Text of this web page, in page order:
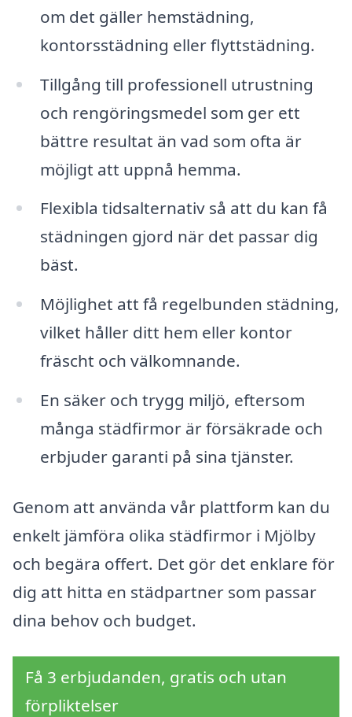
om det gäller hemstädning,
kontorsstädning eller flyttstädning.
Tillgång till professionell utrustning
och rengöringsmedel som ger ett
bättre resultat än vad som ofta är
möjligt att uppnå hemma.
Flexibla tidsalternativ så att du kan få
städningen gjord när det passar dig
bäst.
Möjlighet att få regelbunden städning,
vilket håller ditt hem eller kontor
fräscht och välkomnande.
En säker och trygg miljö, eftersom
många städfirmor är försäkrade och
erbjuder garanti på sina tjänster.
Genom att använda vår plattform kan du
enkelt jämföra olika städfirmor i Mjölby
och begära offert. Det gör det enklare för
dig att hitta en städpartner som passar
dina behov och budget.
Få 3 erbjudanden, gratis och utan
förpliktelser